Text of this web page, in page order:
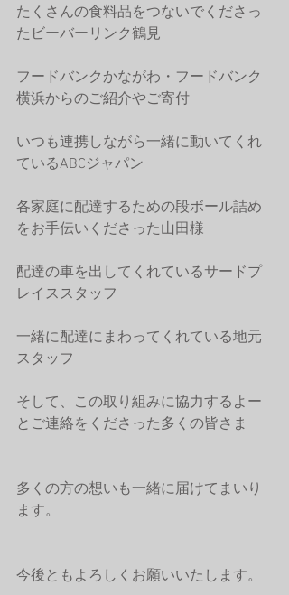
たくさんの食料品をつないでくださっ
たビーバーリンク鶴見
フードバンクかながわ・フードバンク
横浜からのご紹介やご寄付
いつも連携しながら一緒に動いてくれ
ているABCジャパン
各家庭に配達するための段ボール詰め
をお手伝いくださった山田様
配達の車を出してくれているサードプ
レイススタッフ
一緒に配達にまわってくれている地元
スタッフ
そして、この取り組みに協力するよー
とご連絡をくださった多くの皆さま
多くの方の想いも一緒に届けてまいり
ます。
今後ともよろしくお願いいたします。